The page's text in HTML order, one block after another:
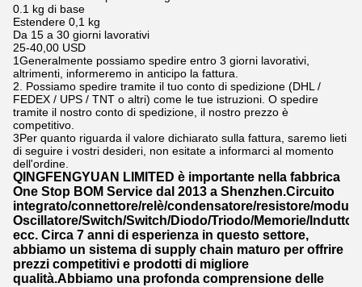
0.1 kg di base
Estendere 0,1 kg
Da 15 a 30 giorni lavorativi
25-40,00 USD
1Generalmente possiamo spedire entro 3 giorni lavorativi,
altrimenti, informeremo in anticipo la fattura.
2. Possiamo spedire tramite il tuo conto di spedizione (DHL /
FEDEX / UPS / TNT o altri) come le tue istruzioni. O spedire
tramite il nostro conto di spedizione, il nostro prezzo è
competitivo.
3Per quanto riguarda il valore dichiarato sulla fattura, saremo lieti
di seguire i vostri desideri, non esitate a informarci al momento
dell'ordine.
QINGFENGYUAN LIMITED è importante nella fabbrica
One Stop BOM Service dal 2013 a Shenzhen.Circuito
integrato/connettore/relè/condensatore/resistore/
Oscillatore/Switch/Switch/Diodo/Triodo/Memorie/
ecc. Circa 7 anni di esperienza in questo settore,
abbiamo un sistema di supply chain maturo per offrire
prezzi competitivi e prodotti di migliore
qualità.Abbiamo una profonda comprensione delle